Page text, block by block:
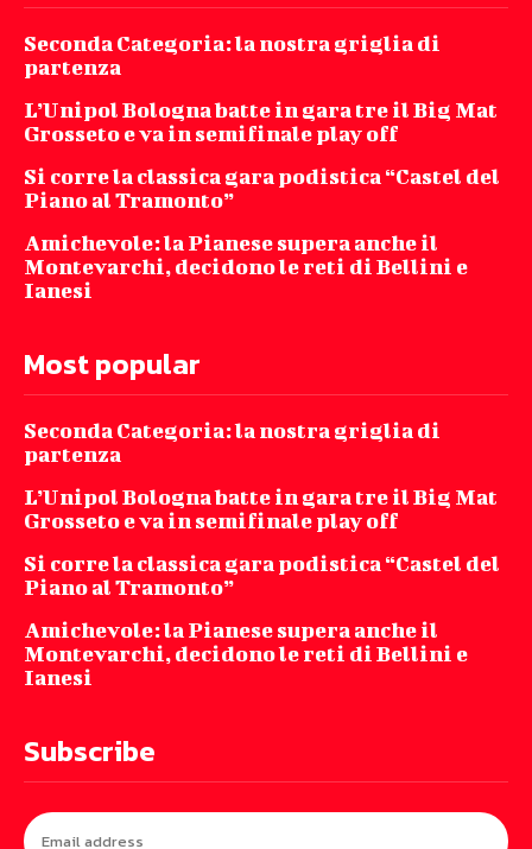
Seconda Categoria: la nostra griglia di
partenza
L’Unipol Bologna batte in gara tre il Big Mat
Grosseto e va in semifinale play off
Si corre la classica gara podistica “Castel del
Piano al Tramonto”
Amichevole: la Pianese supera anche il
Montevarchi, decidono le reti di Bellini e
Ianesi
Most popular
Seconda Categoria: la nostra griglia di
partenza
L’Unipol Bologna batte in gara tre il Big Mat
Grosseto e va in semifinale play off
Si corre la classica gara podistica “Castel del
Piano al Tramonto”
Amichevole: la Pianese supera anche il
Montevarchi, decidono le reti di Bellini e
Ianesi
Subscribe